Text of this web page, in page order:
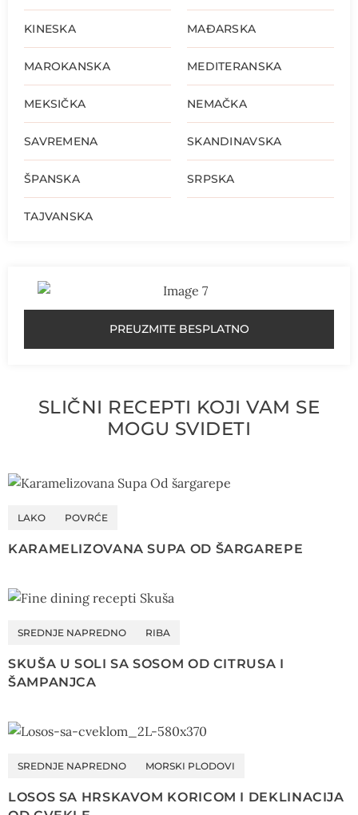
KINESKA MAĐARSKA
MAROKANSKA MEDITERANSKA
MEKSIČKA NEMAČKA
SAVREMENA SKANDINAVSKA
ŠPANSKA SRPSKA
TAJVANSKA
PREUZMITE BESPLATNO
SLIČNI RECEPTI KOJI VAM SE
MOGU SVIDETI
LAKO POVRĆE
KARAMELIZOVANA SUPA OD ŠARGAREPE
SREDNJE NAPREDNO RIBA
SKUŠA U SOLI SA SOSOM OD CITRUSA I
ŠAMPANJCA
SREDNJE NAPREDNO MORSKI PLODOVI
LOSOS SA HRSKAVOM KORICOM I DEKLINACIJA